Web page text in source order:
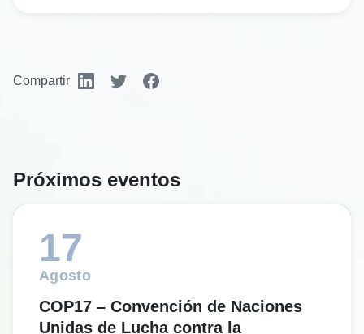
Compartir
Próximos eventos
17
Agosto
COP17 – Convención de Naciones
Unidas de Lucha contra la